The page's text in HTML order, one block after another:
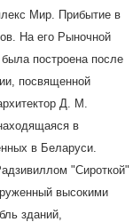
Мир. Прибытие в
На его Рыночной
построена после
посвященной
Д. М.
в
в Беларуси.
"Сироткой"
высокими
зданий,